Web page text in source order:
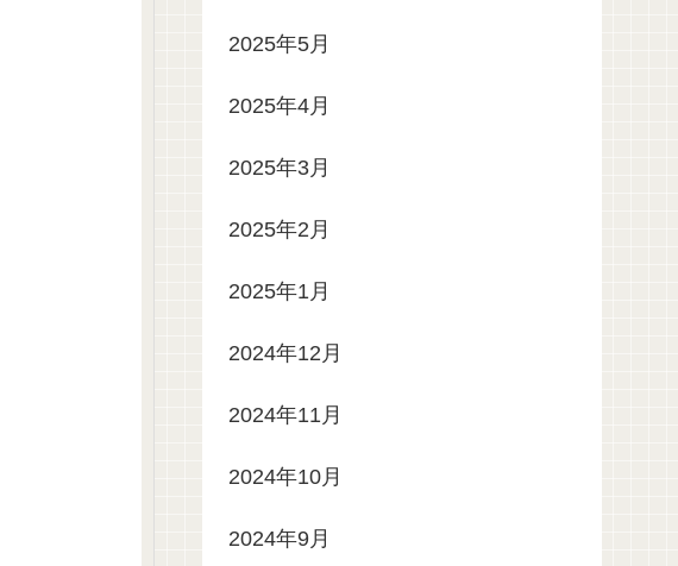
2025年5月
2025年4月
2025年3月
2025年2月
2025年1月
2024年12月
2024年11月
2024年10月
2024年9月